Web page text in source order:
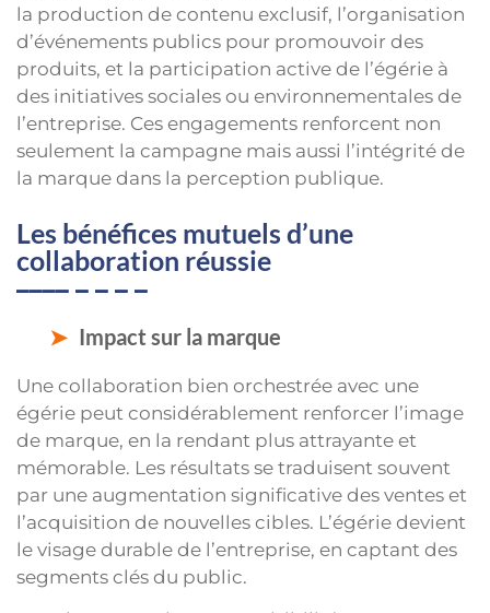
la production de contenu exclusif, l’organisation
d’événements publics pour promouvoir des
produits, et la participation active de l’égérie à
des initiatives sociales ou environnementales de
l’entreprise. Ces engagements renforcent non
seulement la campagne mais aussi l’intégrité de
la marque dans la perception publique.
Les bénéfices mutuels d’une
collaboration réussie
Impact sur la marque
Une collaboration bien orchestrée avec une
égérie peut considérablement renforcer l’image
de marque, en la rendant plus attrayante et
mémorable. Les résultats se traduisent souvent
par une augmentation significative des ventes et
l’acquisition de nouvelles cibles. L’égérie devient
le visage durable de l’entreprise, en captant des
segments clés du public.